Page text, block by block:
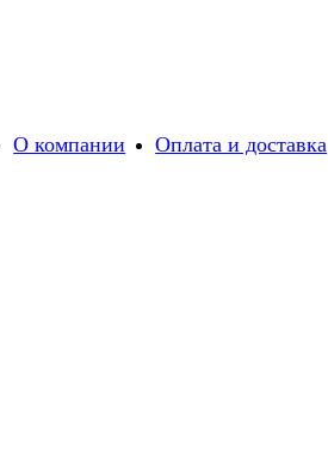
О компании Оплата и доставка